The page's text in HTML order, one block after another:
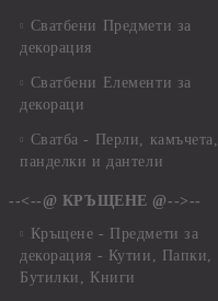
Сватбени Предмети за
декорация
Сватбени Елементи за
декораци
Сватба - Перли, камъчета,
панделки и дантели
--<--@ КРЪЩЕНЕ @-->--
Кръщене - Предмети за
декорация - Кутии, Папки,
Бутилки, Книги